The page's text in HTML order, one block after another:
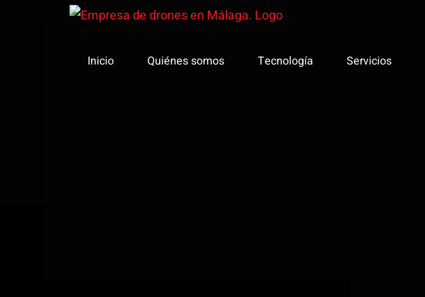
Inicio Quiénes somos Tecnología Servicios